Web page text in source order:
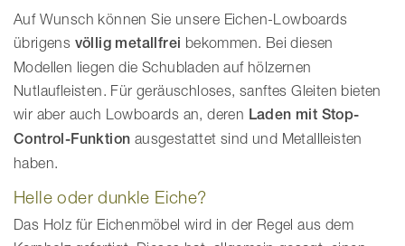
Auf Wunsch können Sie unsere Eichen-Lowboards
übrigens völlig metallfrei bekommen. Bei diesen
Modellen liegen die Schubladen auf hölzernen
Nutlaufleisten. Für geräuschloses, sanftes Gleiten bieten
wir aber auch Lowboards an, deren Laden mit Stop-
Control-Funktion ausgestattet sind und Metallleisten
haben.
Helle oder dunkle Eiche?
Das Holz für Eichenmöbel wird in der Regel aus dem